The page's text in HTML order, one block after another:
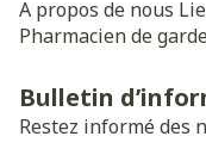
A propos de nous
Pharmacien de
Bulletin
Restez informé des